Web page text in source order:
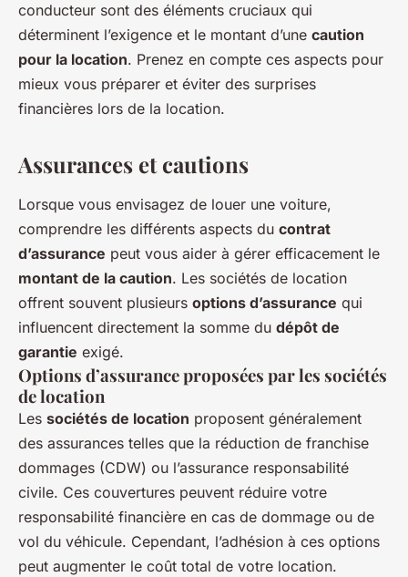
conducteur sont des éléments cruciaux qui
déterminent l’exigence et le montant d’une caution
pour la location. Prenez en compte ces aspects pour
mieux vous préparer et éviter des surprises
financières lors de la location.
Assurances et cautions
Lorsque vous envisagez de louer une voiture,
comprendre les différents aspects du contrat
d’assurance peut vous aider à gérer efficacement le
montant de la caution. Les sociétés de location
offrent souvent plusieurs options d’assurance qui
influencent directement la somme du dépôt de
garantie exigé.
Options d’assurance proposées par les sociétés
de location
Les sociétés de location proposent généralement
des assurances telles que la réduction de franchise
dommages (CDW) ou l’assurance responsabilité
civile. Ces couvertures peuvent réduire votre
responsabilité financière en cas de dommage ou de
vol du véhicule. Cependant, l’adhésion à ces options
peut augmenter le coût total de votre location.